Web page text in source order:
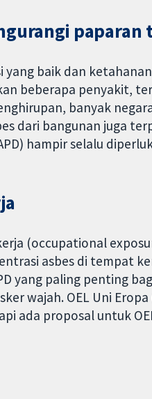
paparan
baik dan
beberapa penyakit,
banyak
dari bangunan juga
hampir selalu
(occupational
asbes di tempat
yang paling penting
wajah. OEL Uni
ada proposal untuk